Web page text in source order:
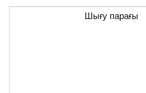
Шығу парағы